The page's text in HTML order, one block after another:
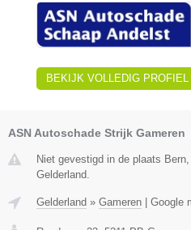
BEKIJK VOLLEDIG PROFIEL
ASN Autoschade Strijk Gameren
Niet gevestigd in de plaats
Gelderland.
Gelderland » Gameren Google